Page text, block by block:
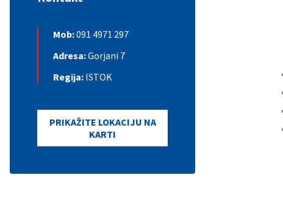
Mob:091 4971 297
Adresa:Gorjani 7
Regija: ISTOK
PRIKAŽITE LOKACIJU NA
KARTI